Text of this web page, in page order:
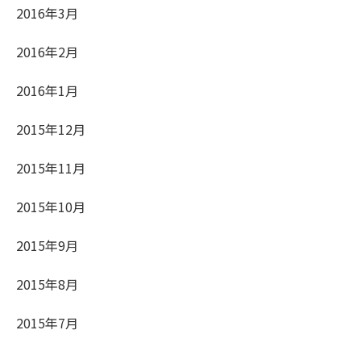
2016年3月
2016年2月
2016年1月
2015年12月
2015年11月
2015年10月
2015年9月
2015年8月
2015年7月